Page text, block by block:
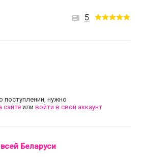
5
нужно
сайте или войти в свой аккаунт
Беларуси